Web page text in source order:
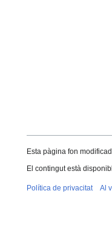
Esta pàgina fon
El contingut està
Política de privacitat Al